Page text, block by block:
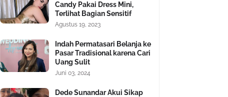
Candy Pakai Dress Mini,
Terlihat Bagian Sensitif
Agustus 19, 2023
Indah Permatasari Belanja ke
Pasar Tradisional karena Cari
Uang Sulit
Juni 03, 2024
Dede Sunandar Akui Sikap